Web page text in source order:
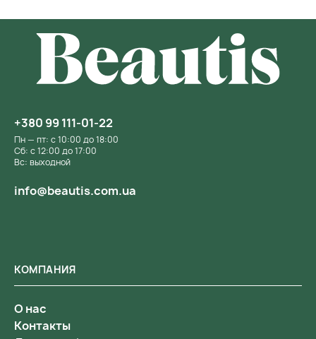
КОМПАНИЯ
О нас
Контакты
+380 99 111-01-22
Пн — пт: с 10:00 до 18:00
Сб: с 12:00 до 17:00
Вс: выходной
info@beautis.com.ua